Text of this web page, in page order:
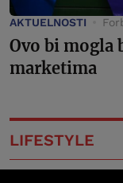
AKTUELNOSTI
Ovo bi mogla
marketima
LIFESTYLE